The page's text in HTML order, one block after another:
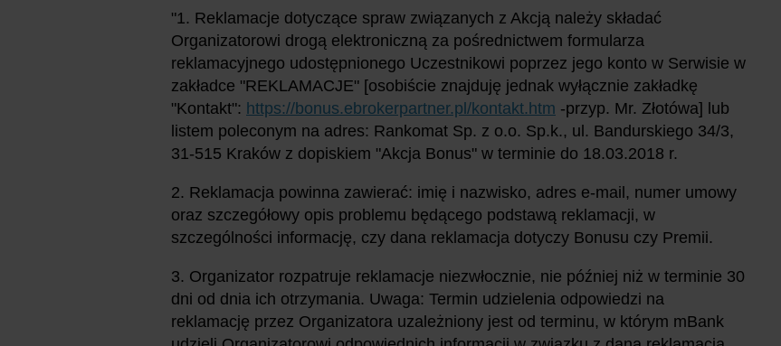
"1. Reklamacje dotyczące spraw związanych z Akcją należy składać
Organizatorowi drogą elektroniczną za pośrednictwem formularza
reklamacyjnego udostępnionego Uczestnikowi poprzez jego konto w Serwisie w
zakładce "REKLAMACJE" [osobiście znajduję jednak wyłącznie zakładkę
"Kontakt": https://bonus.ebrokerpartner.pl/kontakt.htm -przyp. Mr. Złotówa] lub
listem poleconym na adres: Rankomat Sp. z o.o. Sp.k., ul. Bandurskiego 34/3,
31-515 Kraków z dopiskiem "Akcja Bonus" w terminie do 18.03.2018 r.
2. Reklamacja powinna zawierać: imię i nazwisko, adres e-mail, numer umowy
oraz szczegółowy opis problemu będącego podstawą reklamacji, w
szczególności informację, czy dana reklamacja dotyczy Bonusu czy Premii.
3. Organizator rozpatruje reklamacje niezwłocznie, nie później niż w terminie 30
dni od dnia ich otrzymania. Uwaga: Termin udzielenia odpowiedzi na
reklamację przez Organizatora uzależniony jest od terminu, w którym mBank